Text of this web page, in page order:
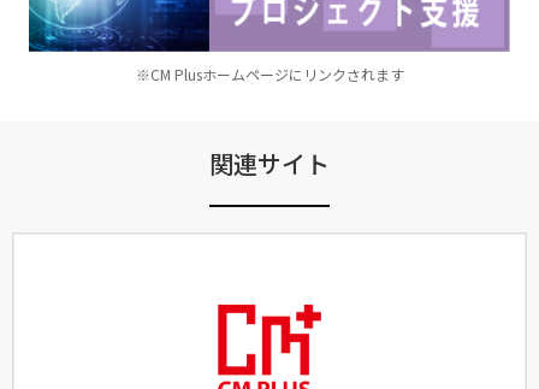
※CM Plusホームページにリンクされます
関連サイト